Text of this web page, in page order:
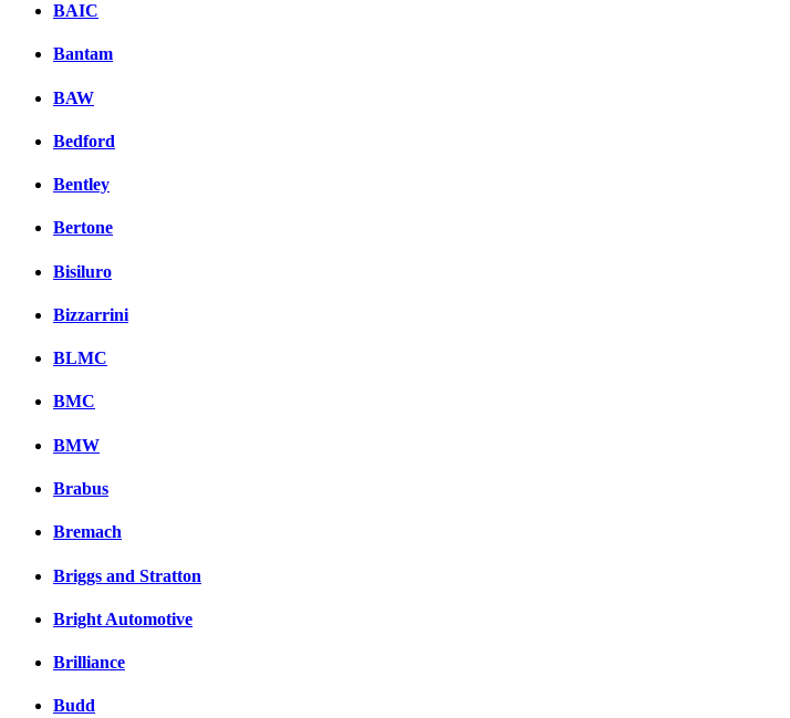
BAIC
Bantam
BAW
Bedford
Bentley
Bertone
Bisiluro
Bizzarrini
BLMC
BMC
BMW
Brabus
Bremach
Briggs and Stratton
Bright Automotive
Brilliance
Budd